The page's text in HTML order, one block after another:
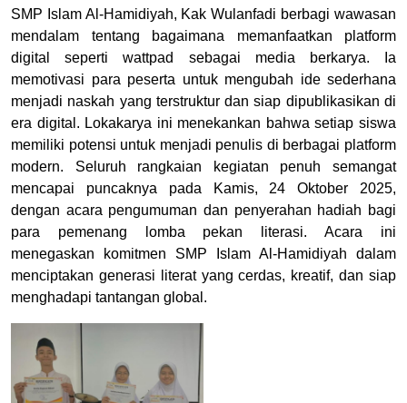
SMP Islam Al-Hamidiyah, Kak Wulanfadi berbagi wawasan
mendalam tentang bagaimana memanfaatkan platform
digital seperti wattpad sebagai media berkarya. Ia
memotivasi para peserta untuk mengubah ide sederhana
menjadi naskah yang terstruktur dan siap dipublikasikan di
era digital. Lokakarya ini menekankan bahwa setiap siswa
memiliki potensi untuk menjadi penulis di berbagai platform
modern. Seluruh rangkaian kegiatan penuh semangat
mencapai puncaknya pada Kamis, 24 Oktober 2025,
dengan acara pengumuman dan penyerahan hadiah bagi
para pemenang lomba pekan literasi. Acara ini
menegaskan komitmen SMP Islam Al-Hamidiyah dalam
menciptakan generasi literat yang cerdas, kreatif, dan siap
menghadapi tantangan global.